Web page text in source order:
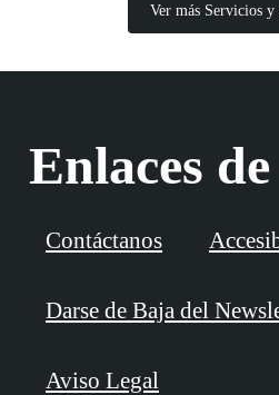
Ver más Servicios y
Enlaces
Contáctanos
Darse de Baja del
Aviso Legal